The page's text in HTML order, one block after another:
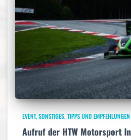
EVENT SONSTIGES TIPPS UND EMPFEHLUNGEN
Aufruf der HTW Motorsport